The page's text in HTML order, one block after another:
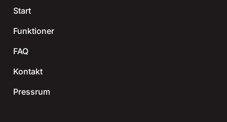
Start
Funktioner
FAQ
Kontakt
Pressrum